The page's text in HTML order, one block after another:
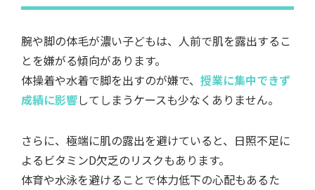
腕や脚の体毛が濃い子どもは、人前で肌を露出するこ
とを嫌がる傾向があります。
体操着や水着で脚を出すのが嫌で、 授業に集中できず
成績に影響してしまうケースも少なくありません。
さらに、極端に肌の露出を避けていると、日照不足に
よるビタミンD欠乏のリスクもあります。
体育や水泳を避けることで体力低下の心配もあるた